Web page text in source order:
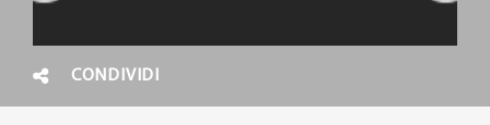
CONDIVIDI